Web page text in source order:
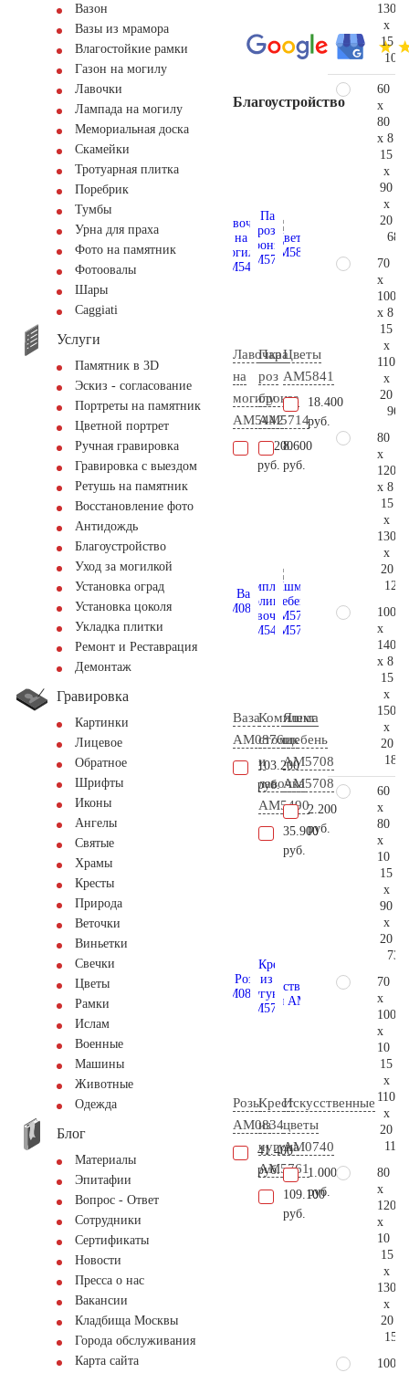
Вазон
Вазы из мрамора
Влагостойкие рамки
Газон на могилу
Лавочки
Лампада на могилу
Мемориальная доска
Скамейки
Тротуарная плитка
Поребрик
Тумбы
Урна для праха
Фото на памятник
Фотоовалы
Шары
Сaggiati
Услуги
Памятник в 3D
Эскиз - согласование
Портреты на памятник
Цветной портрет
Ручная гравировка
Гравировка с выездом
Ретушь на памятник
Восстановление фото
Антидождь
Благоустройство
Уход за могилкой
Установка оград
Установка цоколя
Укладка плитки
Ремонт и Реставрация
Демонтаж
Гравировка
Картинки
Лицевое
Обратное
Шрифты
Иконы
Ангелы
Святые
Храмы
Кресты
Природа
Веточки
Виньетки
Свечки
Цветы
Рамки
Ислам
Военные
Машины
Животные
Одежда
Блог
Материалы
Эпитафии
Вопрос - Ответ
Сотрудники
Сертификаты
Новости
Пресса о нас
Вакансии
Кладбища Москвы
Города обслуживания
Карта сайта
Благоустройство
Лавочка
на
могилу
AM5442
16.200
руб.
Пара
роз
бронза
AM5714
8.600
руб.
Цветы
AM5841
18.400
руб.
Ваза
AM0876
103.200
руб.
Комплект
столик
и
лавочка
AM5490
35.900
руб.
Яшма
щебень
АМ5708
AM5708
2.200
руб.
Розы
AM0834
41.400
руб.
Крест
из
чугуна
AM5761
109.100
руб.
Искусственные
цветы
AM0740
1.000
руб.
130
x
15
60
x
80
x 8
15
x
90
x
20
70
x
100
x 8
15
x
110
x
20
80
x
120
x 8
15
x
130
x
20
100
x
140
x 8
15
x
150
x
20
60
x
80
x
10
15
x
90
x
20
70
x
100
x
10
15
x
110
x
20
80
x
120
x
10
15
x
130
x
20
100